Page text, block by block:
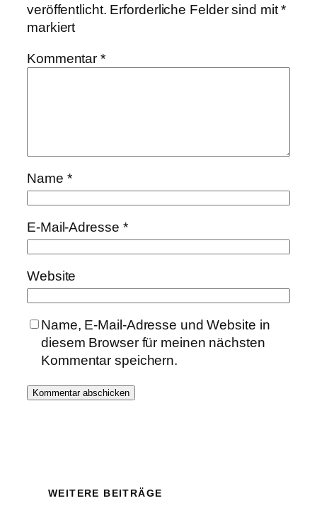
veröffentlicht. Erforderliche Felder sind mit*
markiert
Kommentar*
Name *
E-Mail-Adresse *
Website
Name, E-Mail-Adresse und Website in
diesem Browser für meinen nächsten
Kommentar speichern.
WEITERE BEITRÄGE